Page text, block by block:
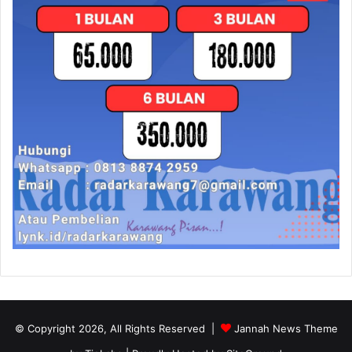
© Copyright 2026, All Rights Reserved |
Jannah News Theme